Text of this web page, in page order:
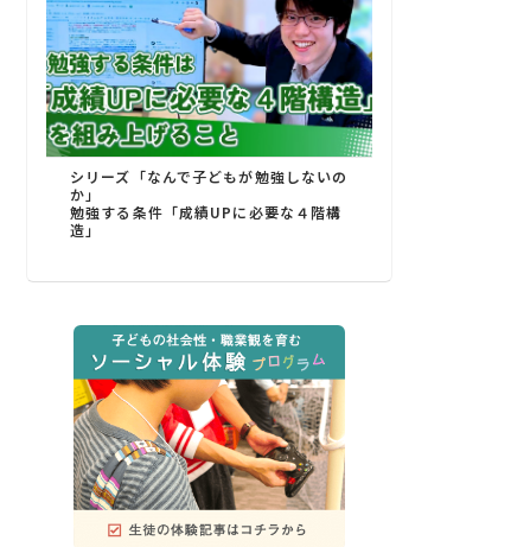
シリーズ「なんで子どもが勉強しないの
か」
勉強する条件「成績UPに必要な４階構
造」